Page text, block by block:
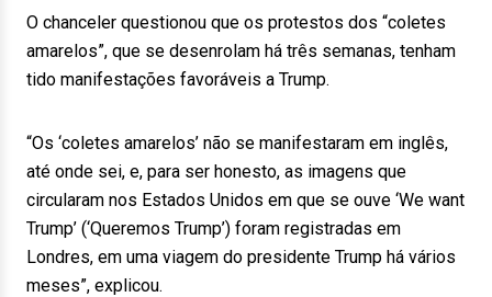
O chanceler questionou que os protestos dos “coletes
amarelos”, que se desenrolam há três semanas, tenham
tido manifestações favoráveis a Trump.
“Os ‘coletes amarelos’ não se manifestaram em inglês,
até onde sei, e, para ser honesto, as imagens que
circularam nos Estados Unidos em que se ouve ‘We want
Trump’ (‘Queremos Trump’) foram registradas em
Londres, em uma viagem do presidente Trump há vários
meses”, explicou.